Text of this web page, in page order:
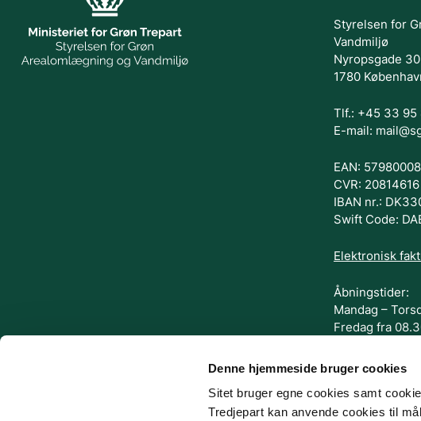
Denne hjemmeside bruger cookies
Sitet bruger egne cookies samt
Tredjepart kan anvende cookies til
Styrelsen for
Vandmiljø
Nyropsgade 30
1780
Tlf.: +45 33 95
E-mail:
EAN:
CVR: 20814616
IBAN nr.:
Swift Code:
Elektronisk
Åbningstider:
Mandag –
Fredag fra